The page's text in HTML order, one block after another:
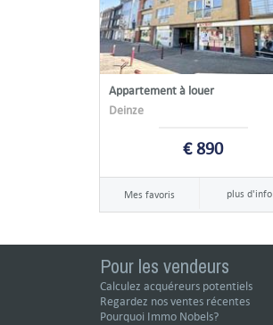
Appartement à louer
Deinze
€ 890
Mes favoris plus d'info
Pour les vendeurs
Calculez acquéreurs potentiels
Regardez nos ventes récentes
Pourquoi Immo Nobels?